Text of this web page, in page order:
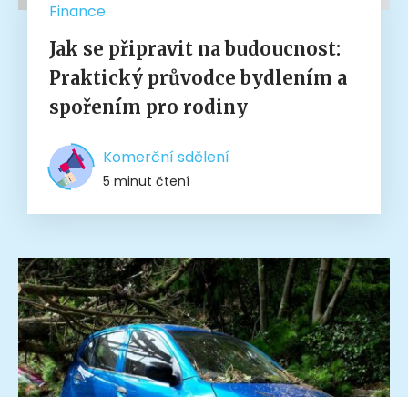
Finance
Jak se připravit na budoucnost:
Praktický průvodce bydlením a
spořením pro rodiny
Komerční sdělení
5 minut čtení